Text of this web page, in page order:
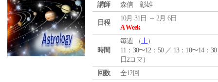
講師 森信 彰雄
日程
10月 31日 ～ 2月 6日
A Week
時間
毎週 （土）
11：30〜12：50 ／ 13：10〜14：
日2コマ）
回数
全12回